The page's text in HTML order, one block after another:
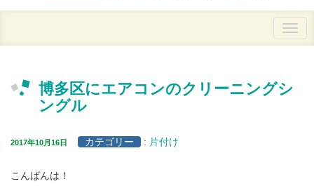
博多区にエアコンのクリーニングシ
ングル
2017年10月16日 カテゴリー : 片付け
こんばんは！